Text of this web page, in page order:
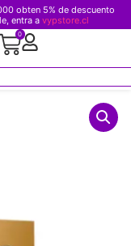
obten 5% de descuento
entra a vypstore.cl
0